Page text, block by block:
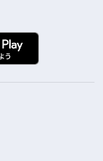
、「誰も知ら
言い返しまし
見た警察は、
した。私を疲
めたのです。
私は心から神